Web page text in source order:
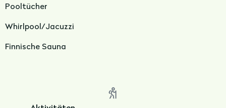
Pooltücher
Whirlpool/Jacuzzi
Finnische Sauna